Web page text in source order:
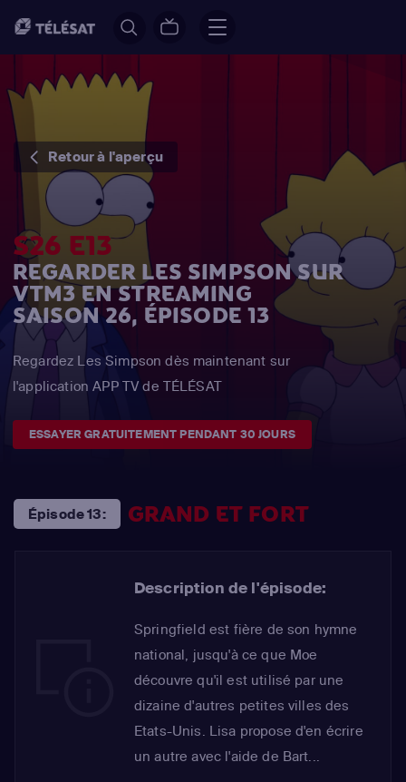
Retour à l'aperçu
S26 E13
REGARDER LES SIMPSON SUR
VTM3 EN STREAMING
SAISON 26, ÉPISODE 13
Regardez Les Simpson dès maintenant sur
l'application APP TV de TÉLÉSAT
ESSAYER GRATUITEMENT PENDANT 30 JOURS
Épisode 13: GRAND ET FORT
Description de l'épisode:
Springfield est fière de son hymne
national, jusqu'à ce que Moe
découvre qu'il est utilisé par une
dizaine d'autres petites villes des
Etats-Unis. Lisa propose d'en écrire
un autre avec l'aide de Bart...